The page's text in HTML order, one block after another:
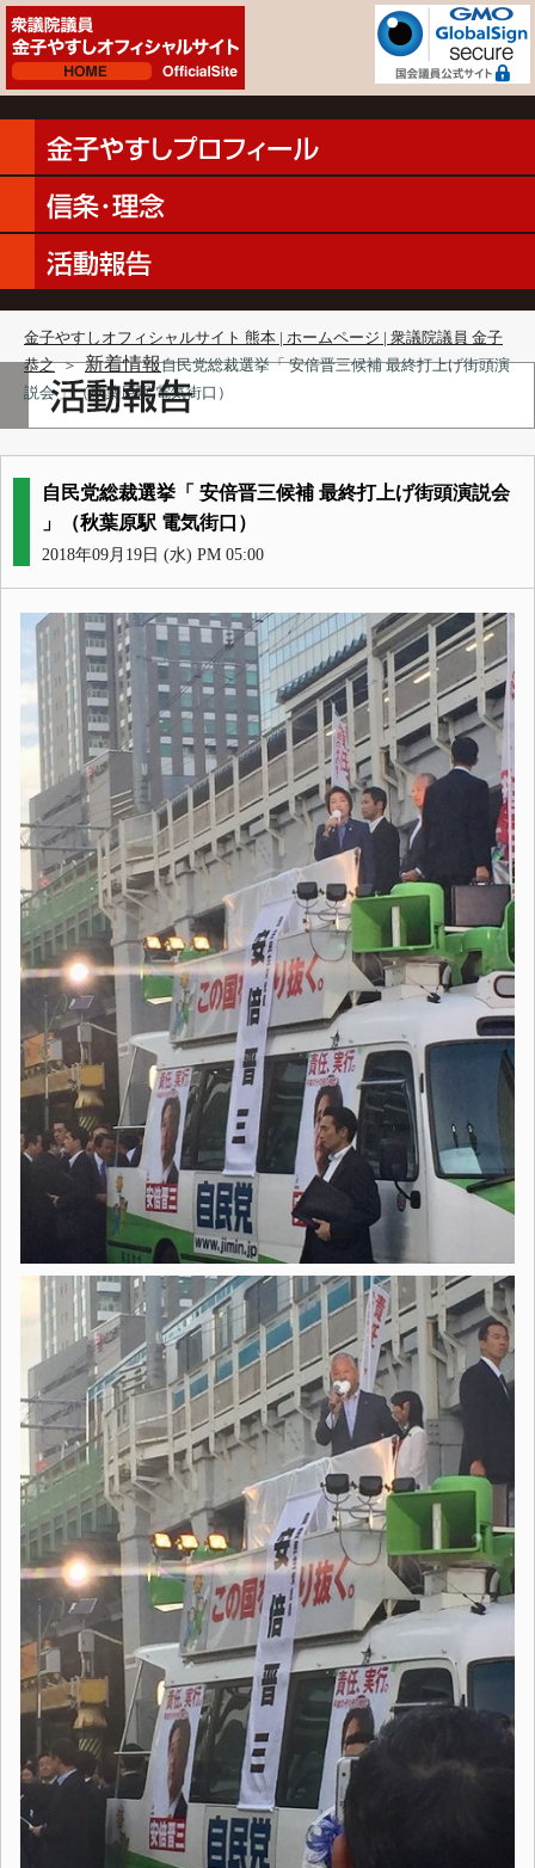
金子やすしオフィシャルサイト 熊本 | ホームページ | 衆議院議員 金子
恭之 ＞ 新着情報自民党総裁選挙「 安倍晋三候補 最終打上げ街頭演
説会 」（秋葉原駅 電気街口）
自民党総裁選挙「 安倍晋三候補 最終打上げ街頭演説会
」（秋葉原駅 電気街口）
2018年09月19日 (水) PM 05:00